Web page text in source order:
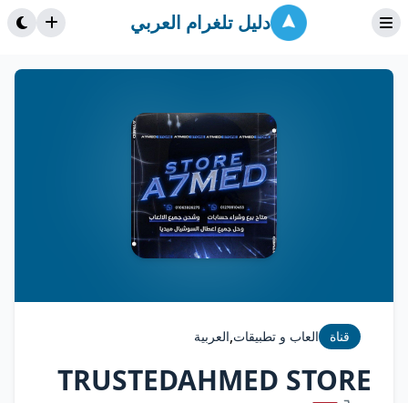
دليل تلغرام العربي
قناة العاب و تطبيقات,العربية
TRUSTEDAHMED STORE